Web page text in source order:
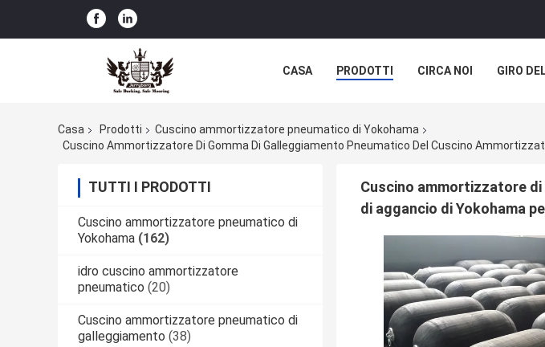
CASA PRODOTTI CIRCA NOI GIRO
Casa Prodotti
Cuscino ammortizzatore pneumatico di Yokohama
Cuscino Ammortizzatore Di Gomma Di Galleggiamento Pneumatico Del Cuscino
TUTTI I PRODOTTI
Cuscino ammortizzatore pneumatico di
Yokohama (162)
idro cuscino ammortizzatore
pneumatico (20)
Cuscino ammortizzatore pneumatico di
galleggiamento (38)
Cuscino ammortizzatore
di aggancio di Yokohama